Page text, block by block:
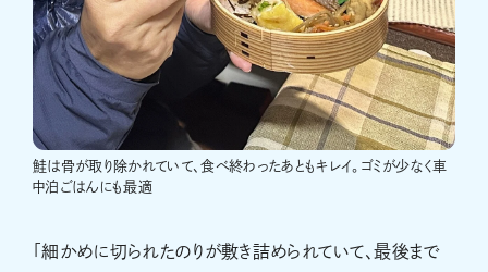
鮭は骨が取り除かれていて、食べ終わったあともキレイ。ゴミが少なく車
中泊ごはんにも最適
「細かめに切られたのりが敷き詰められていて、最後まで